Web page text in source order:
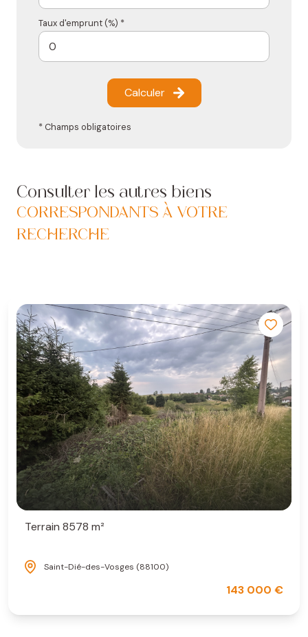
Taux d'emprunt (%) *
Calculer
* Champs obligatoires
Consulter les autres biens
CORRESPONDANTS À VOTRE
RECHERCHE
Terrain 8578 m²
Saint-Dié-des-Vosges (88100)
143 000 €